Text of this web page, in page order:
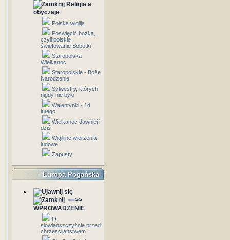
Religie a
obyczaje
Polska wigilja
Poświęcić bożka,
czyli polskie
świętowanie Sobótki
Staropolska
Wielkanoc
Staropolskie - Boże
Narodzenie
Sylwestry, których
nigdy nie było
Walentynki - 14
lutego
Wielkanoc dawniej i
dziś
Wigilijne wierzenia
ludowe
Zapusty
Europa Pogańska
==>>
WPROWADZENIE
O
słowiańszczyźnie przed
chrześcijaństwem